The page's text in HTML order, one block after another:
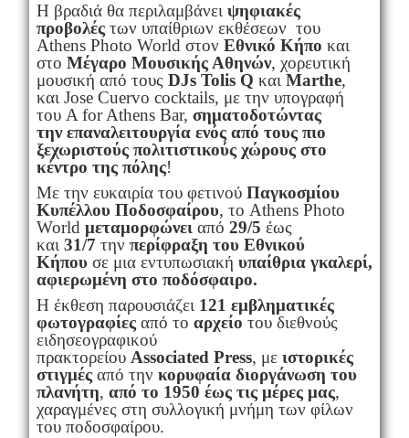
Η βραδιά θα περιλαμβάνει ψηφιακές
προβολέςτων υπαίθριων εκθέσεων του
Athens Photo World στον Εθνικό Κήπο και
στο Μέγαρο Μουσικής Αθηνών, χορευτική
μουσική από τους DJs Tolis Q και Marthe,
και Jose Cuervo cocktails, με την υπογραφή
του A for Athens Bar, σηματοδοτώντας
την επαναλειτουργία ενός από τους πιο
ξεχωριστούς πολιτιστικούς χώρους στο
κέντρο της πόλης!
Με την ευκαιρία του φετινού Παγκοσμίου
Κυπέλλου Ποδοσφαίρου, το Athens Photo
Worldμεταμορφώνει από 29/5 έως
και31/7 την περίφραξη του Εθνικού
Κήπουσε μια εντυπωσιακή υπαίθρια γκαλερί,
αφιερωμένη στο ποδόσφαιρο.
Η έκθεση παρουσιάζει 121 εμβληματικές
φωτογραφίεςαπό το αρχείο του διεθνούς
ειδησεογραφικού
πρακτορείου Associated Press, με ιστορικές
στιγμέςαπό την κορυφαία διοργάνωση του
πλανήτη, από το 1950 έως τις μέρες μας,
χαραγμένες στη συλλογική μνήμη των φίλων
του ποδοσφαίρου.